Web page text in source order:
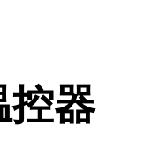
控器